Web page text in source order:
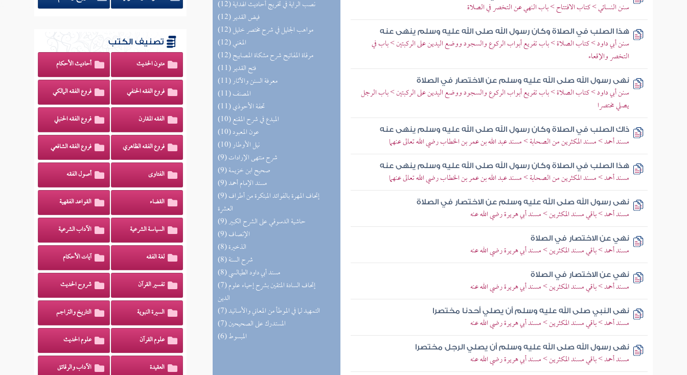
(12) نصب الراية في تخريج أحاديث الهداية
(12) فيض القدير
(12) مواهب الجليل في شرح مختصر خليل
(12) المغني
(12) مرقاة المفاتيح شرح مشكاة المصابيح
(11) فتح القدير
(11) معرفة السنن والآثار
(11) المصنف
(11) تحفة الأحوذي
(10) المبدع في شرح المقنع
(10) عون المعبود
(10) نيل الأوطار
(9) شرح منتهى الإرادات
(9) صحيح ابن خزيمة
(9) مسند الإمام أحمد
(9) إتحاف المهرة بالفوائد المبتكرة من أطراف
العشرة
(9) حاشية الدسوقي على الشرح الكبير
(9) الإنصاف
(8) الذخيرة
(8) شرح السنة
(8) مسند أبي داود الطيالسي
(7) إتحاف السادة المتقين بشرح إحياء علوم
الدين
(7) التمهيد لما في الموطأ من المعاني والأسانيد
(7) المستدرك على الصحيحين
(6) المبسوط
سنن النسائي > كتاب الافتتاح > باب النهي عن التخصر في الصلاة
هذا الصلب في الصلاة وكان رسول الله صلى الله عليه وسلم ينهى عنه
سنن أبي داود > كتاب الصلاة > باب تفريع أبواب الركوع والسجود ووضع اليدين على الركبتين > باب في
التخصر والإقعاء
نهى رسول الله صلى الله عليه وسلم عن الاختصار في الصلاة
سنن أبي داود > كتاب الصلاة > باب تفريع أبواب الركوع والسجود ووضع اليدين على الركبتين > باب الرجل
يصلي مختصرا
ذاك الصلب في الصلاة وكان رسول الله صلى الله عليه وسلم ينهى عنه
مسند أحمد > مسند المكثرين من الصحابة > مسند عبد الله بن عمر بن الخطاب رضي الله تعالى عنهما
هذا الصلب في الصلاة وكان رسول الله صلى الله عليه وسلم ينهى عنه
مسند أحمد > مسند المكثرين من الصحابة > مسند عبد الله بن عمر بن الخطاب رضي الله تعالى عنهما
نهى رسول الله صلى الله عليه وسلم عن الاختصار في الصلاة
مسند أحمد > باقي مسند المكثرين > مسند أبي هريرة رضي الله عنه
نهي عن الاختصار في الصلاة
مسند أحمد > باقي مسند المكثرين > مسند أبي هريرة رضي الله عنه
نهي عن الاختصار في الصلاة
مسند أحمد > باقي مسند المكثرين > مسند أبي هريرة رضي الله عنه
نهى النبي صلى الله عليه وسلم أن يصلي أحدنا مختصرا
مسند أحمد > باقي مسند المكثرين > مسند أبي هريرة رضي الله عنه
نهى رسول الله صلى الله عليه وسلم أن يصلي الرجل مختصرا
مسند أحمد > باقي مسند المكثرين > مسند أبي هريرة رضي الله عنه
تصنيف الكتب
متون الحديث أحاديث الأحكام
فروع الفقه الحنفي فروع الفقه المالكي
الفقه المقارن فروع الفقه الحنبلي
فروع الفقه الظاهري فروع الفقه الشافعي
الفتاوى أصول الفقه
القضاء القواعد الفقهية
السياسة الشرعية الآداب الشرعية
لغة الفقه آيات الأحكام
تفسير القرآن شروح الحديث
السيرة النبوية التاريخ والتراجم
علوم القرآن علوم الحديث
العقيدة الآداب والرقائق